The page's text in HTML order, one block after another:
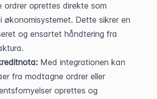
ordrer oprettes direkte som
økonomisystemet. Dette sikrer en
og ensartet håndtering fra
Med integrationen kan
fra modtagne ordrer eller
oprettes og